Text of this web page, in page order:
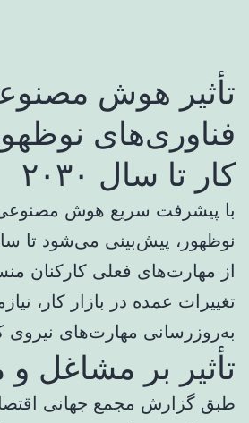
تأثیر هوش
فناوری‌های
کار تا سال ۲۰۳۰
با پیشرفت سریع هوش
از مهارت‌های فعلی کارکنان
تغییرات عمده در بازار کار،
به‌روزرسانی مهارت‌های
تأثیر بر مشاغل